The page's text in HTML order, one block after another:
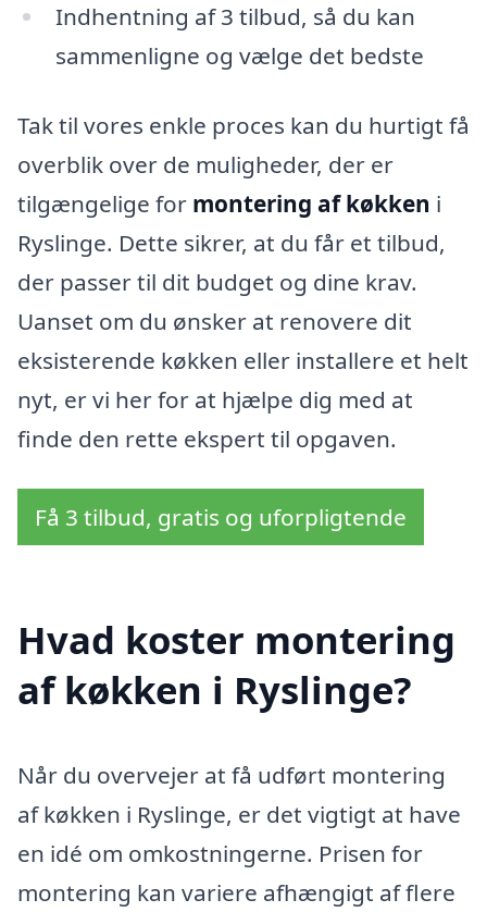
Indhentning af 3 tilbud, så du kan
sammenligne og vælge det bedste
Tak til vores enkle proces kan du hurtigt få
overblik over de muligheder, der er
tilgængelige for montering af køkken i
Ryslinge. Dette sikrer, at du får et tilbud,
der passer til dit budget og dine krav.
Uanset om du ønsker at renovere dit
eksisterende køkken eller installere et helt
nyt, er vi her for at hjælpe dig med at
finde den rette ekspert til opgaven.
Få 3 tilbud, gratis og uforpligtende
Hvad koster montering
af køkken i Ryslinge?
Når du overvejer at få udført montering
af køkken i Ryslinge, er det vigtigt at have
en idé om omkostningerne. Prisen for
montering kan variere afhængigt af flere